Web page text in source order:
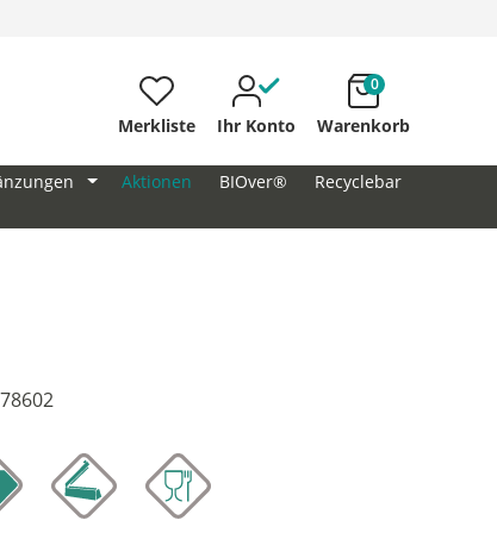
Merkliste Ihr Konto Warenkorb
0
Aktionen BIOver®
Recyclebar
78602